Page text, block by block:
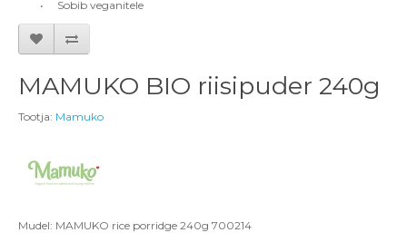
•
Sobib veganitele
MAMUKO BIO riisipuder 240g
Tootja: Mamuko
Mudel: MAMUKO rice porridge 240g 700214